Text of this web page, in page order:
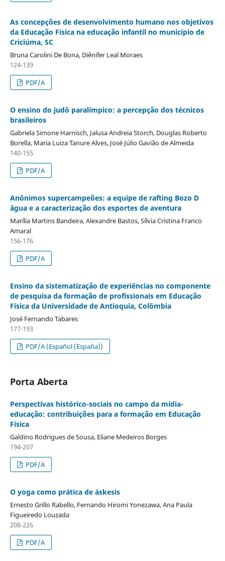
As concepções de desenvolvimento humano nos objetivos
da Educação Física na educação infantil no município de
Criciúma, SC
Bruna Carolini De Bona, Diênifer Leal Moraes
124-139
PDF/A
O ensino do judô paralímpico: a percepção dos técnicos
brasileiros
Gabriela Simone Harnisch, Jalusa Andreia Storch, Douglas Roberto
Borella, Maria Luiza Tanure Alves, José Júlio Gavião de Almeida
140-155
PDF/A
Anônimos supercampeões: a equipe de rafting Bozo D
´água e a caracterização dos esportes de aventura
Marília Martins Bandeira, Alexandre Bastos, Sílvia Cristina Franco
Amaral
156-176
PDF/A
Ensino da sistematização de experiências no componente
de pesquisa da formação de profissionais em Educação
Física da Universidade de Antioquia, Colômbia
José Fernando Tabares
177-193
PDF/A (Español (España))
Porta Aberta
Perspectivas histórico-sociais no campo da mídia-
educação: contribuições para a formação em Educação
Física
Galdino Rodrigues de Sousa, Eliane Medeiros Borges
194-207
PDF/A
O yoga como prática de áskesis
Ernesto Grillo Rabello, Fernando Hiromi Yonezawa, Ana Paula
Figueiredo Louzada
208-226
PDF/A